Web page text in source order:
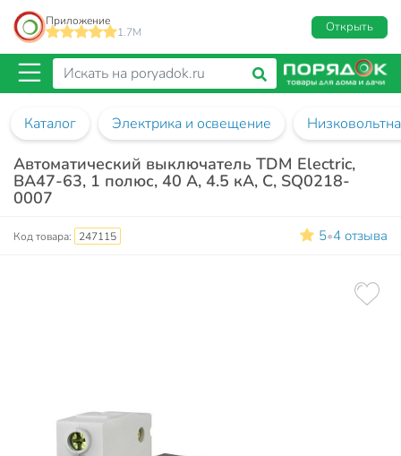
Приложение
1.7M
Открыть
Каталог Электрика и освещение
Автоматический выключатель TDM Electric,
ВА47-63, 1 полюс, 40 А, 4.5 кА, С, SQ0218-
0007
Код товара: 247115 5•4 отзыва